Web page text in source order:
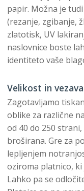
papir. Možna je
(rezanje, zgibanje,
zlatotisk, UV
naslovnice boste
identiteto vaše
Velikost in
Zagotavljamo
oblike za različne
od 40 do 250
broširana. Gre za
lepljenjem
oziroma platnico,
Lahko pa se